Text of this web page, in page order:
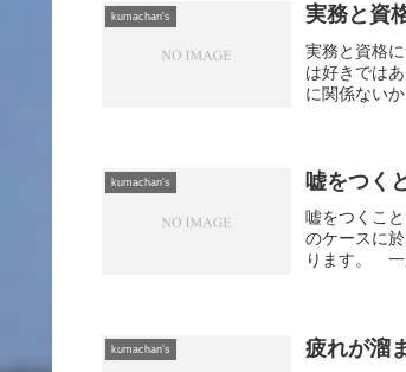
kumachan's 実務と資
実務と資格
は好きでは
に関係ない
kumachan's 嘘をつく
嘘をつくこ
のケースに
ります。 一
kumachan's 疲れが溜